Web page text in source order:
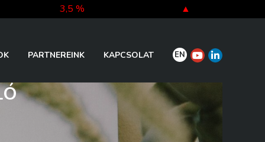
3,5 % ▲
-0,3 % ▼
PARTNEREINK KAPCSOLAT EN